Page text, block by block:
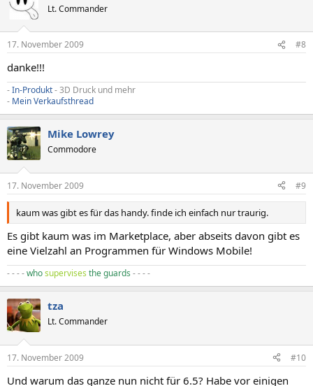
Lt. Commander
17. November 2009 #8
danke!!!
-In-Produkt- 3D Druck und mehr
- Mein Verkaufsthread
Mike Lowrey
Commodore
17. November 2009 #9
kaum was gibt es für das handy. finde ich einfach nur traurig.
Es gibt kaum was im Marketplace, aber abseits davon gibt es
eine Vielzahl an Programmen für Windows Mobile!
- - - -whosupervises the guards - - - -
tza
Lt. Commander
17. November 2009 #10
Und warum das ganze nun nicht für 6.5? Habe vor einigen